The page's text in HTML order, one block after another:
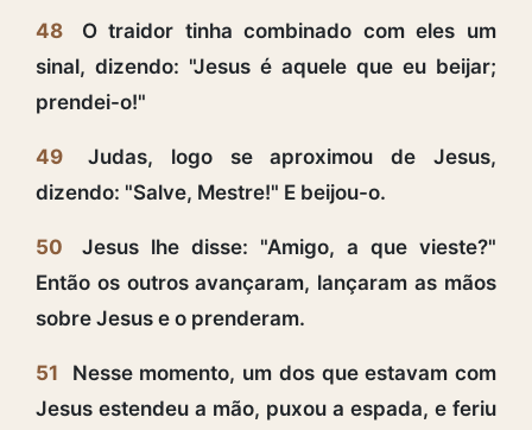
48
O traidor tinha combinado com eles um
sinal, dizendo: "Jesus é aquele que eu beijar;
prendei-o!"
49
Judas, logo se aproximou de Jesus,
dizendo: "Salve, Mestre!" E beijou-o.
50
Jesus lhe disse: "Amigo, a que vieste?"
Então os outros avançaram, lançaram as mãos
sobre Jesus e o prenderam.
51
Nesse momento, um dos que estavam com
Jesus estendeu a mão, puxou a espada, e feriu